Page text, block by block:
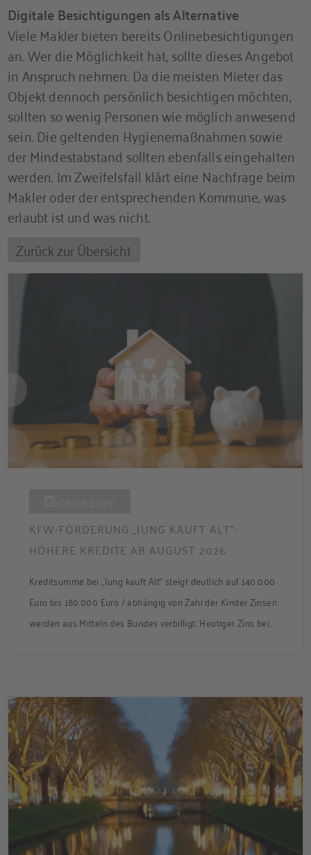
Digitale Besichtigungen als Alternative
Viele Makler bieten bereits Onlinebesichtigungen
an. Wer die Möglichkeit hat, sollte dieses Angebot
in Anspruch nehmen. Da die meisten Mieter das
Objekt dennoch persönlich besichtigen möchten,
sollten so wenig Personen wie möglich anwesend
sein. Die geltenden Hygienemaßnahmen sowie
der Mindestabstand sollten ebenfalls eingehalten
werden. Im Zweifelsfall klärt eine Nachfrage beim
Makler oder der entsprechenden Kommune, was
erlaubt ist und was nicht.
Zurück zur Übersicht
KFW-FÖRDERUNG „JUNG KAUFT ALT“:
HÖHERE KREDITE AB AUGUST 2026
Kreditsumme bei „Jung kauft Alt“ steigt deutlich auf 140.000
Euro bis 180.000 Euro / abhängig von Zahl der Kinder Zinsen
werden aus Mitteln des Bundes verbilligt: Heutiger Zins bei
Förderzusage / Sanierung in Einzelmaßnahmen […]